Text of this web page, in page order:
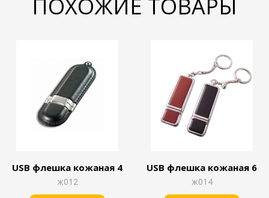
ПОХОЖИЕ ТОВАРЫ
USB флешка кожаная 4
ж012
USB флешка кожаная 6
ж014